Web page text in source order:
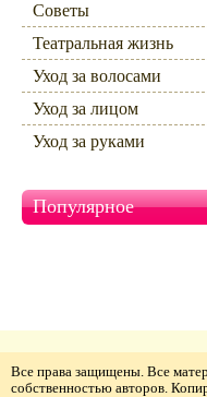
Советы
Театральная жизнь
Уход за волосами
Уход за лицом
Уход за руками
Популярное
Все права защищены. Все
собственностью авторов.